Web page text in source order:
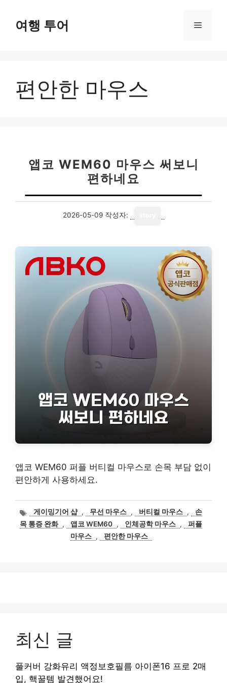
여행 투어 메
편안한 마우스
앱코 WEM60 마우스 써보니
편하네요
2026-05-09 작성자:
앱코 WEM60 퍼플 버티컬 마우스로 손목 부담 없이
편안하게 사용하세요.
태
그
게이밍기어 샵 , 무선 마우스 , 버티컬 마우스 ,
손
목 통증 완화 , 앱코 WEM60 , 인체공학 마우스 ,
퍼플
마우스 , 편안한 마우스
최신 글
풀커버 강화유리 액정보호필름 아이폰16 프로 2매
입, 핵꿀템 발견했어요!